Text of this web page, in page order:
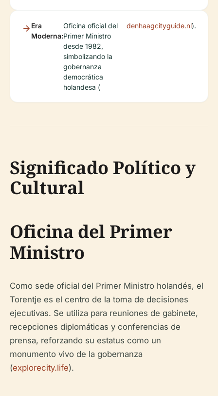
Era
Moderna:
Oficina oficial del
Primer Ministro
desde 1982,
simbolizando la
gobernanza
democrática
holandesa (
denhaagcityguide.nl).
Significado Político y
Cultural
Oficina del Primer
Ministro
Como sede oficial del Primer Ministro holandés, el
Torentje es el centro de la toma de decisiones
ejecutivas. Se utiliza para reuniones de gabinete,
recepciones diplomáticas y conferencias de
prensa, reforzando su estatus como un
monumento vivo de la gobernanza
(explorecity.life).